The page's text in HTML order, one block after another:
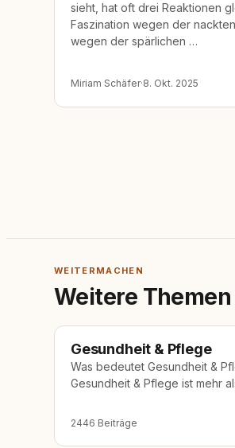
sieht, hat oft drei Reaktionen
Faszination wegen der
wegen der spärlichen …
Miriam Schäfer·8. Okt. 2025
WEITERMACHEN
Weitere
Gesundheit & Pflege
Was bedeutet Gesundheit &
Gesundheit & Pflege ist mehr
2446 Beiträge